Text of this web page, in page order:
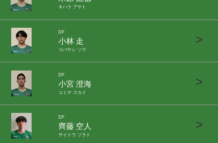
キハラ アヤト
DF
小林 走
コバヤシ ソウ
>
DF
小宮 澄海
コミヤ スカイ
>
DF
齊藤 空人
サイトウ ソラト
>